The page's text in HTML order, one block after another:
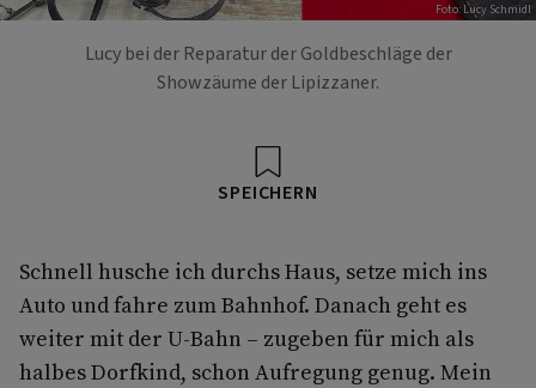
Foto: Lucy Schmidl
Lucy bei der Reparatur der Goldbeschläge der
Showzäume der Lipizzaner.
SPEICHERN
Schnell husche ich durchs Haus, setze mich ins
Auto und fahre zum Bahnhof. Danach geht es
weiter mit der U-Bahn – zugeben für mich als
halbes Dorfkind, schon Aufregung genug. Mein